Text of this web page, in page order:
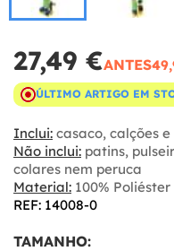
27,49 €ANTES
ÚLTIMO ARTIGO EM
Inclui: casaco, calções
Não inclui: patins,
colares nem peruca
Material: 100% Poliéster
REF: 14008-0
TAMANHO: